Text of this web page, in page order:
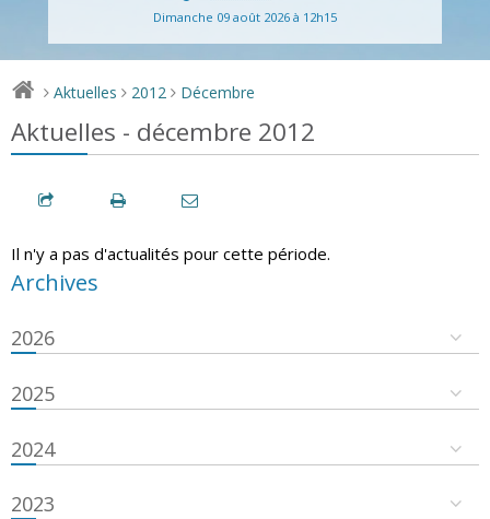
Dimanche 09 août 2026 à 12h15
> Aktuelles > 2012 > Décembre
Aktuelles - décembre 2012
Il n'y a pas d'actualités pour cette période.
Archives
2026
2025
2024
2023